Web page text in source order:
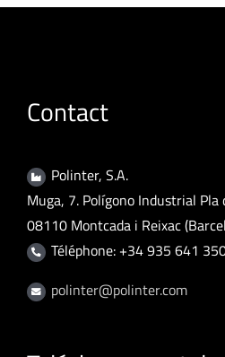
Contact
Polinter, S.A.
Muga, 7. Polígono Industrial Pla
08110 Montcada i Reixac
Téléphone: +34 935 641
polinter@polinter.com